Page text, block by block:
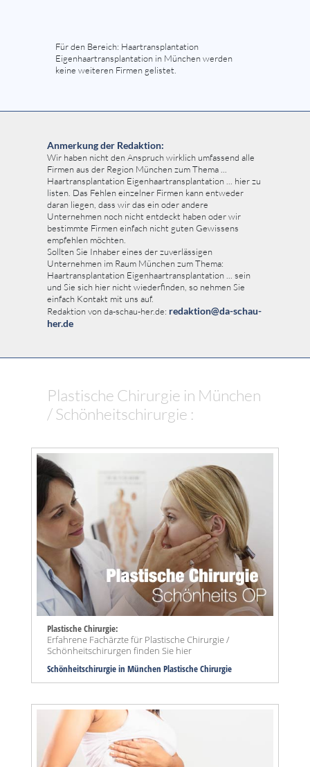
Für den Bereich: Haartransplantation
Eigenhaartransplantation in München werden
keine weiteren Firmen gelistet.
Anmerkung der Redaktion:
Wir haben nicht den Anspruch wirklich umfassend alle
Firmen aus der Region München zum Thema ...
Haartransplantation Eigenhaartransplantation ... hier zu
listen. Das Fehlen einzelner Firmen kann entweder
daran liegen, dass wir das ein oder andere
Unternehmen noch nicht entdeckt haben oder wir
bestimmte Firmen einfach nicht guten Gewissens
empfehlen möchten.
Sollten Sie Inhaber eines der zuverlässigen
Unternehmen im Raum München zum Thema:
Haartransplantation Eigenhaartransplantation ... sein
und Sie sich hier nicht wiederfinden, so nehmen Sie
einfach Kontakt mit uns auf.
Redaktion von da-schau-her.de: redaktion@da-schau-
her.de
Plastische Chirurgie in München
/ Schönheitschirurgie :
Plastische Chirurgie:
Erfahrene Fachärzte für Plastische Chirurgie /
Schönheitschirurgen finden Sie hier
Schönheitschirurgie in München Plastische Chirurgie